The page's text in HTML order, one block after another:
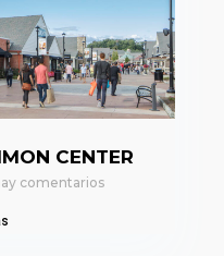
CENTER
comentarios